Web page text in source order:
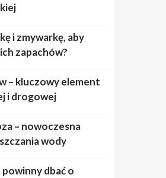
i zmywarkę, aby
zapachów?
– kluczowy element
i drogowej
– nowoczesna
wody
dbać o